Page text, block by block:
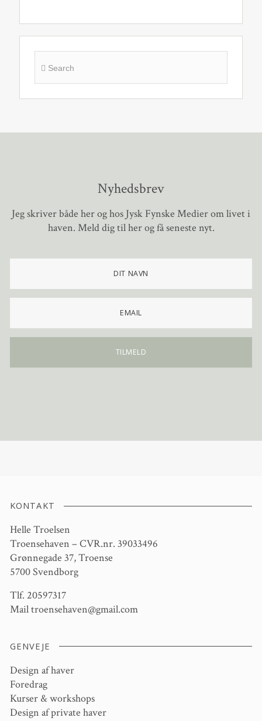
Nyhedsbrev
Jeg skriver både her og hos Jysk Fynske Medier om livet i
haven. Meld dig til her og få seneste nyt.
KONTAKT
Helle Troelsen
Troensehaven – CVR.nr. 39033496
Grønnegade 37, Troense
5700 Svendborg
Tlf. 20597317
Mailtroensehaven@gmail.com
GENVEJE
Design af haver
Foredrag
Kurser & workshops
Design af private haver